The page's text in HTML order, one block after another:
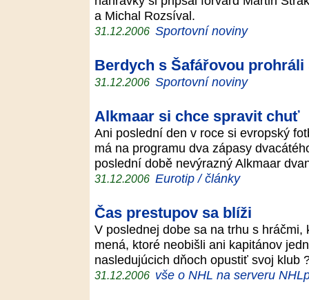
a Michal Rozsíval.
31.12.2006 Sportovní noviny
Berdych s Šafářovou prohráli
31.12.2006 Sportovní noviny
Alkmaar si chce spravit chuť
Ani poslední den v roce si evropský
má na programu dva zápasy
poslední době nevýrazný Alkmaar
31.12.2006 Eurotip / články
Čas prestupov sa blíži
V poslednej dobe sa na trhu s
mená, ktoré neobišli ani kapitánov
nasledujúcich dňoch opustiť svoj klub
31.12.2006 vše o NHL na serveru